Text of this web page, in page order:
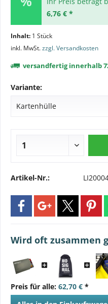
6,76 € *
Inhalt: 1 Stück
inkl. MwSt.zzgl. Versandkosten
versandfertig innerhalb
Variante:
Artikel-Nr.:
Wird oft zusammen
Preis für alle: 62,70 € *